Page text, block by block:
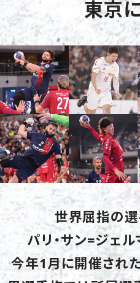
東京
世界屈指の
パリ・サン=ジェ
今年1月に開催され